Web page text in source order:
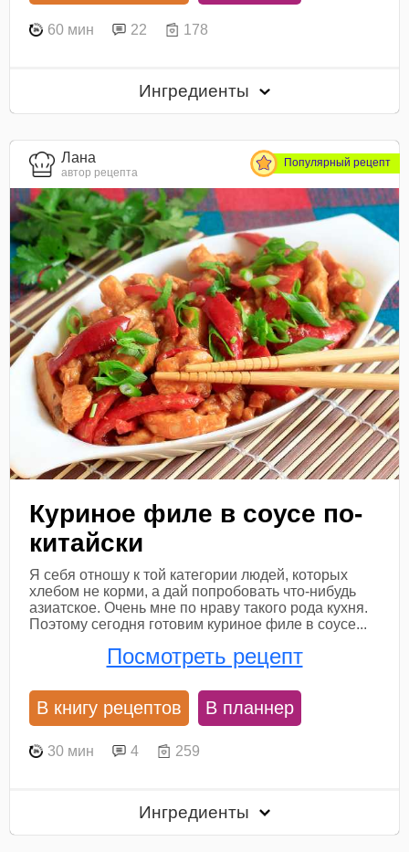
60 мин 22 178
Ингредиенты
Лана
автор рецепта
Популярный рецепт
Куриное филе в соусе по-
китайски
Я себя отношу к той категории людей, которых
хлебом не корми, а дай попробовать что-нибудь
азиатское. Очень мне по нраву такого рода кухня.
Поэтому сегодня готовим куриное филе в соусе...
Посмотреть рецепт
В книгу рецептов В планнер
30 мин 4 259
Ингредиенты